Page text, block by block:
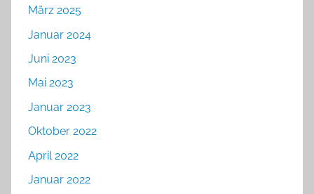
März 2025
Januar 2024
Juni 2023
Mai 2023
Januar 2023
Oktober 2022
April 2022
Januar 2022